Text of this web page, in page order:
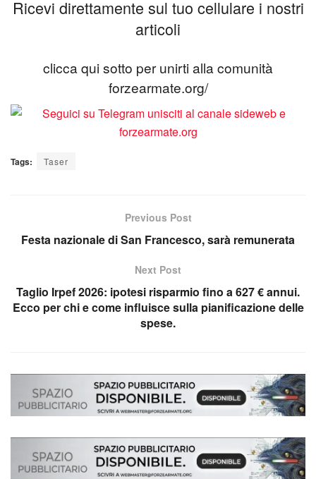
Ricevi direttamente sul tuo cellulare i nostri
articoli
clicca qui sotto per unirti alla comunità
forzearmate.org/
Tags: Taser
Previous Post
Festa nazionale di San Francesco, sarà remunerata
Next Post
Taglio Irpef 2026: ipotesi risparmio fino a 627 € annui.
Ecco per chi e come influisce sulla pianificazione delle
spese.